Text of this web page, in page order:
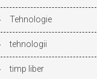
Tehnologie
tehnologii
timp liber